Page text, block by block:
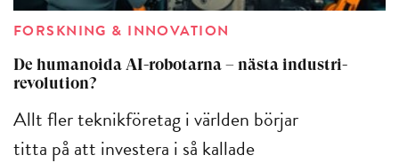
FORSKNING & INNOVATION
De humanoida AI-robotarna – nästa industri­
revolution?
Allt fler teknikföretag i världen börjar
titta på att investera i så kallade